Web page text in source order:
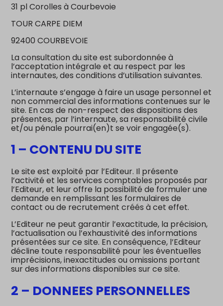
31 pl Corolles à Courbevoie
TOUR CARPE DIEM
92400 COURBEVOIE
La consultation du site est subordonnée à
l’acceptation intégrale et au respect par les
internautes, des conditions d’utilisation suivantes.
L’internaute s’engage à faire un usage personnel et
non commercial des informations contenues sur le
site. En cas de non-respect des dispositions des
présentes, par l’internaute, sa responsabilité civile
et/ou pénale pourrai(en)t se voir engagée(s).
1 – CONTENU DU SITE
Le site est exploité par l’Editeur. Il présente
l’activité et les services comptables proposés par
l’Editeur, et leur offre la possibilité de formuler une
demande en remplissant les formulaires de
contact ou de recrutement créés à cet effet.
L’Editeur ne peut garantir l’exactitude, la précision,
l’actualisation ou l’exhaustivité des informations
présentées sur ce site. En conséquence, l’Editeur
décline toute responsabilité pour les éventuelles
imprécisions, inexactitudes ou omissions portant
sur des informations disponibles sur ce site.
2 – DONNEES PERSONNELLES